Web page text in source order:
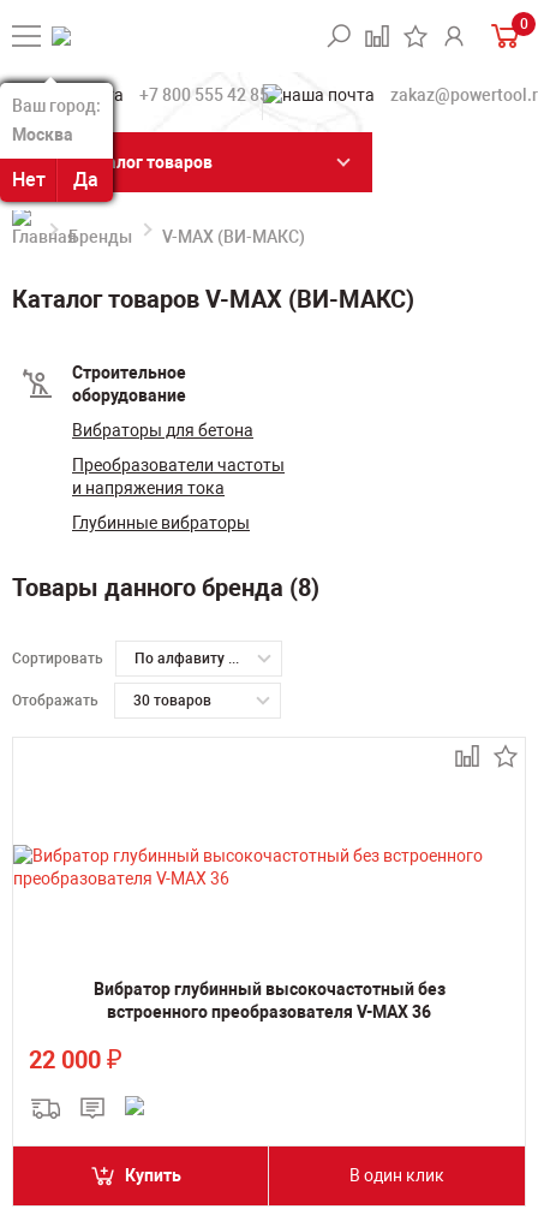
Ваш город:
Москва
Нет Да
Ваш город:
Москва
Нет Да
0
+7 800 555 42 85
Каталог товаров
Бренды V-MAX (ВИ-МАКС)
Каталог товаров V-MAX (ВИ-МАКС)
Строительное
оборудование
Вибраторы для бетона
Преобразователи частоты
и напряжения тока
Глубинные вибраторы
Товары данного бренда (8)
Сортировать По алфавиту А-Я
Отображать 30 товаров
Вибратор глубинный высокочастотный без
встроенного преобразователя V-MAX 36
22 000 ₽
Купить В один клик